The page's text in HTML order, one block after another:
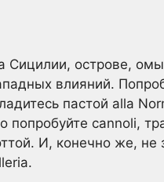
Сицилии, острове,
влияний.
пастой alla
cannoli,
И, конечно же, не